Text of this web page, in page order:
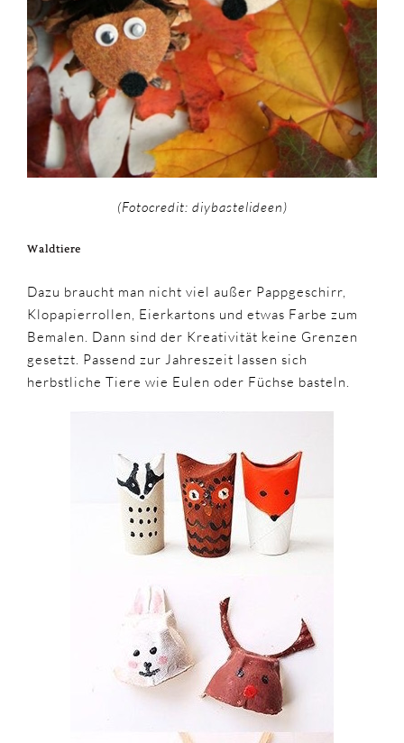
(Fotocredit: diybastelideen)
Waldtiere
Dazu braucht man nicht viel außer Pappgeschirr,
Klopapierrollen, Eierkartons und etwas Farbe zum
Bemalen. Dann sind der Kreativität keine Grenzen
gesetzt. Passend zur Jahreszeit lassen sich
herbstliche Tiere wie Eulen oder Füchse basteln.